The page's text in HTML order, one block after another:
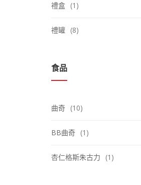
禮盒 (1)
禮罐 (8)
食品
曲奇 (10)
BB曲奇 (1)
杏仁格斯朱古力 (1)